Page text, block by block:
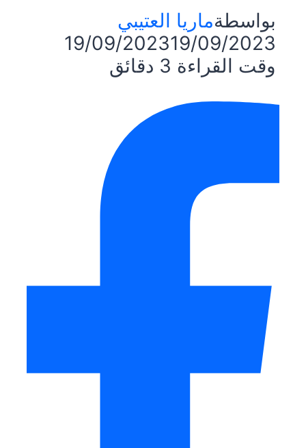
بواسطةماريا العتيبي
19/09/202319/09/2023
وقت القراءة
دقائق